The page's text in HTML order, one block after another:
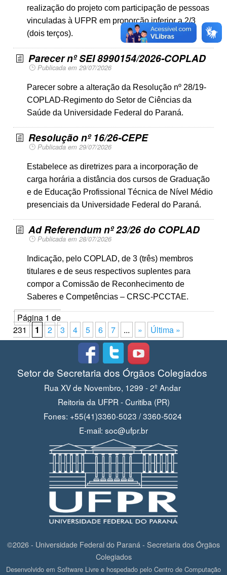
realização do projeto com participação de pessoas
vinculadas à UFPR em proporção inferior a 2/3
(dois terços).
Parecer nº SEI 8990154/2026-COPLAD
Publicada em 29/07/2026
Parecer sobre a alteração da Resolução nº 28/19-
COPLAD-Regimento do Setor de Ciências da
Saúde da Universidade Federal do Paraná.
Resolução nº 16/26-CEPE
Publicada em 29/07/2026
Estabelece as diretrizes para a incorporação de
carga horária a distância dos cursos de Graduação
e de Educação Profissional Técnica de Nível Médio
presenciais da Universidade Federal do Paraná.
Ad Referendum nº 23/26 do COPLAD
Publicada em 28/07/2026
Indicação, pelo COPLAD, de 3 (três) membros
titulares e de seus respectivos suplentes para
compor a Comissão de Reconhecimento de
Saberes e Competências – CRSC-PCCTAE.
Página 1 de
231
1 2 3 4 5 6 7 ... » Última »
Setor de Secretaria dos Órgãos Colegiados
Rua XV de Novembro, 1299 - 2º Andar
Reitoria da UFPR - Curitiba (PR)
Fones: +55(41)3360-5023 / 3360-5024
E-mail: soc@ufpr.br
©2026 - Universidade Federal do Paraná - Secretaria dos Órgãos
Colegiados
Desenvolvido em Software Livre e hospedado pelo Centro de Computação